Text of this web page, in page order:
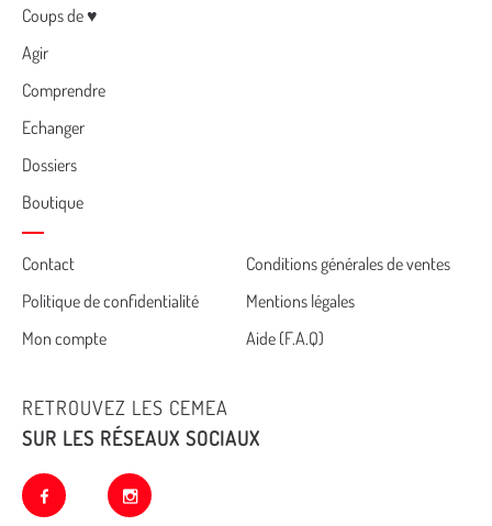
Menu
Coups de ♥
Agir
Comprendre
Echanger
Dossiers
Boutique
Cemea
footer
Contact
Conditions générales de ventes
Politique de confidentialité
Mentions légales
Mon compte
Aide (F.A.Q)
RETROUVEZ LES CEMEA
SUR LES RÉSEAUX SOCIAUX
facebook instagram